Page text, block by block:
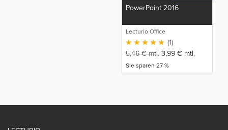
PowerPoint 2016
Lecturio Office
(1)
5,46€mtl. 3,99 € mtl.
Sie sparen 27 %